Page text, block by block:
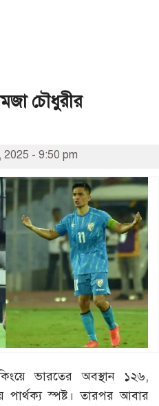
চৌধুরীর
- 9:50 pm
ভারতের অবস্থান ১২৬,
পার্থক্য স্পষ্ট। তারপর আবার